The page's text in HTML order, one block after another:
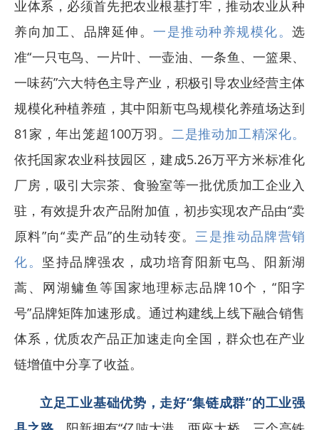
业体系，必须首先把农业根基打牢，推动农业从种
养向加工、品牌延伸。 一是推动种养规模化。 选
准“一只屯鸟、一片叶、一壶油、一条鱼、一篮果、
一味药”六大特色主导产业，积极引导农业经营主体
规模化种植养殖，其中阳新屯鸟规模化养殖场达到
81家，年出笼超100万羽。 二是推动加工精深化。
依托国家农业科技园区，建成5.26万平方米标准化
厂房，吸引大宗茶、食验室等一批优质加工企业入
驻，有效提升农产品附加值，初步实现农产品由“卖
原料”向“卖产品”的生动转变。 三是推动品牌营销
化。 坚持品牌强农，成功培育阳新屯鸟、阳新湖
蒿、网湖鳙鱼等国家地理标志品牌10个，“阳字
号”品牌矩阵加速形成。通过构建线上线下融合销售
体系，优质农产品正加速走向全国，群众也在产业
链增值中分享了收益。
立足工业基础优势，走好“集链成群”的工业强